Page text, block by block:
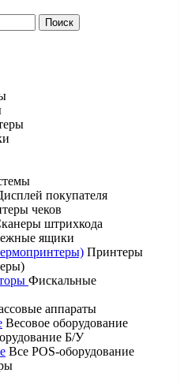
покупателя
чеков
штрихкода
ящики
Принтеры
Фискальные
аппараты
Весовое оборудование
Б/У
Все POS-оборудование